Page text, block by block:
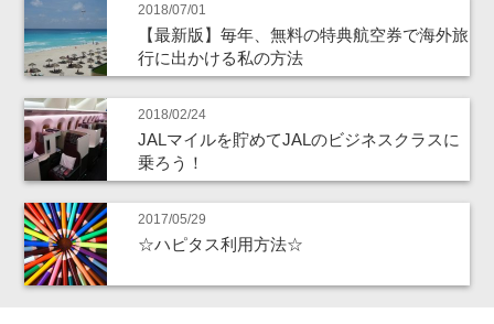
2018/07/01
【最新版】毎年、無料の特典航空券で海外旅
行に出かける私の方法
2018/02/24
JALマイルを貯めてJALのビジネスクラスに
乗ろう！
2017/05/29
☆ハピタス利用方法☆